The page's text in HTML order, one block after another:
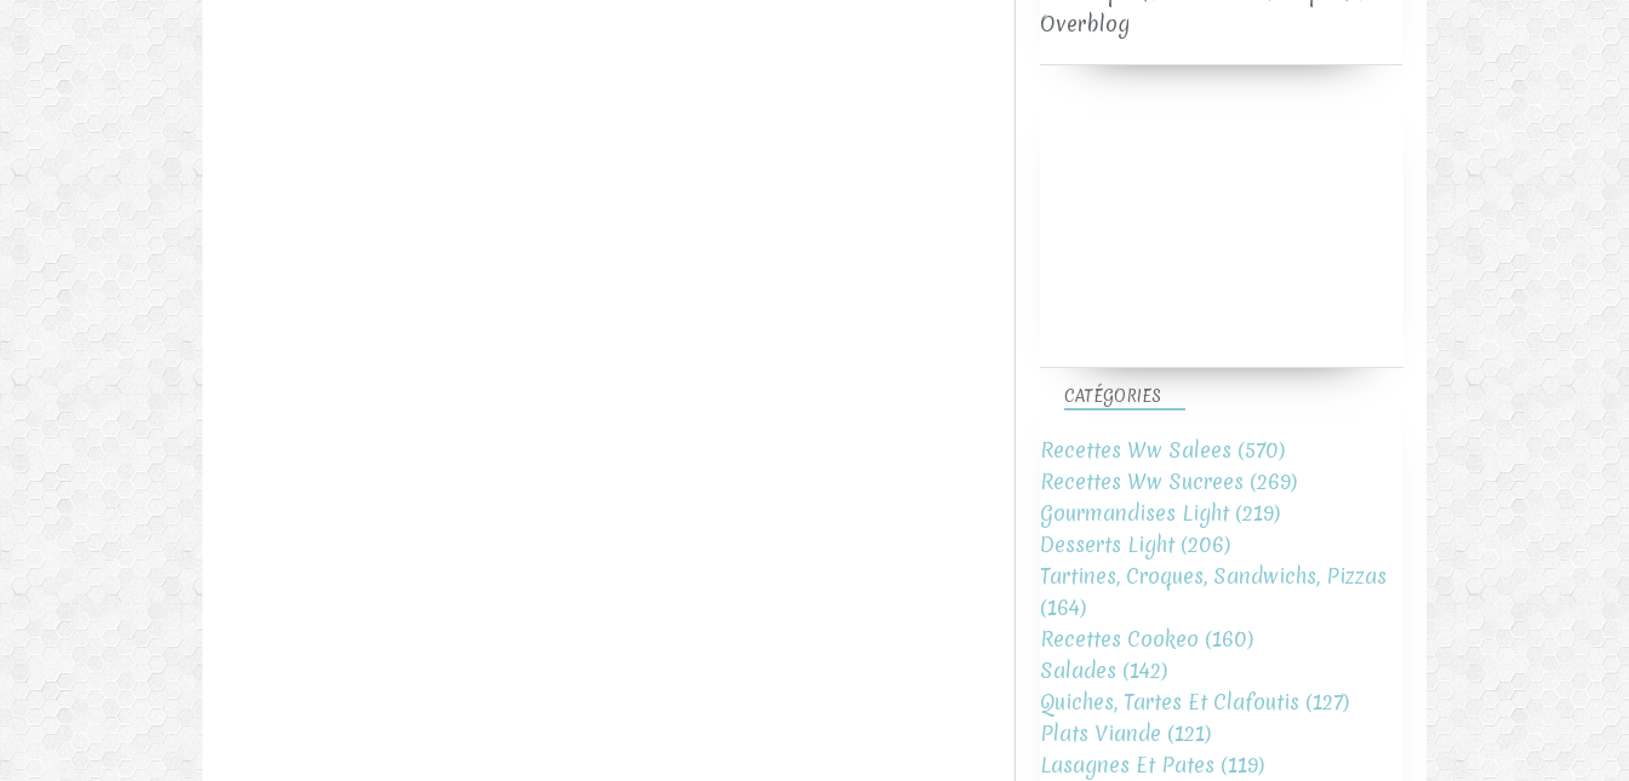
Overblog
CATÉGORIES
Recettes Ww Salees (570)
Recettes Ww Sucrees (269)
Gourmandises Light(219)
Desserts Light(206)
Tartines, Croques, Sandwichs, Pizzas
(164)
Recettes Cookeo (160)
Salades (142)
Quiches, Tartes Et Clafoutis (127)
Plats Viande (121)
Lasagnes Et Pates (119)